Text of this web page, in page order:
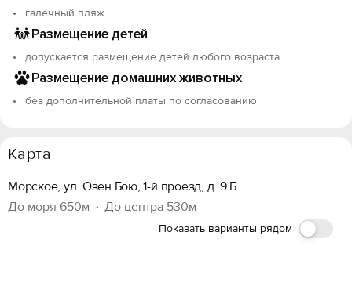
галечный пляж
Размещение детей
допускается размещение детей любого возраста
Размещение домашних животных
без дополнительной платы по согласованию
Карта
Морское, ул. Озен Бою, 1-й проезд, д. 9 Б
До моря 650м
До центра 530м
Показать варианты рядом